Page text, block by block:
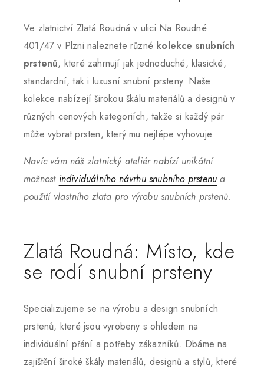
Ve zlatnictví Zlatá Roudná v ulici Na Roudné
401/47 v Plzni naleznete různé kolekce snubních
prstenů, které zahrnují jak jednoduché, klasické,
standardní, tak i luxusní snubní prsteny. Naše
kolekce nabízejí širokou škálu materiálů a designů v
různých cenových kategoriích, takže si každý pár
může vybrat prsten, který mu nejlépe vyhovuje.
Navíc vám náš zlatnický ateliér nabízí unikátní
možnost individuálního návrhu snubního prstenu a
použití vlastního zlata pro výrobu snubních prstenů.
Zlatá Roudná: Místo, kde
se rodí snubní prsteny
Specializujeme se na výrobu a design snubních
prstenů, které jsou vyrobeny s ohledem na
individuální přání a potřeby zákazníků. Dbáme na
zajištění široké škály materiálů, designů a stylů, které